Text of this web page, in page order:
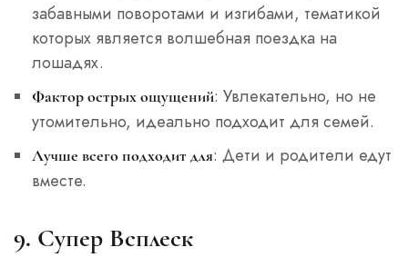
забавными поворотами и изгибами, тематикой
которых является волшебная поездка на
лошадях.
Фактор острых ощущений: Увлекательно, но не
утомительно, идеально подходит для семей.
Лучше всего подходит для: Дети и родители едут
вместе.
9. Супер Всплеск